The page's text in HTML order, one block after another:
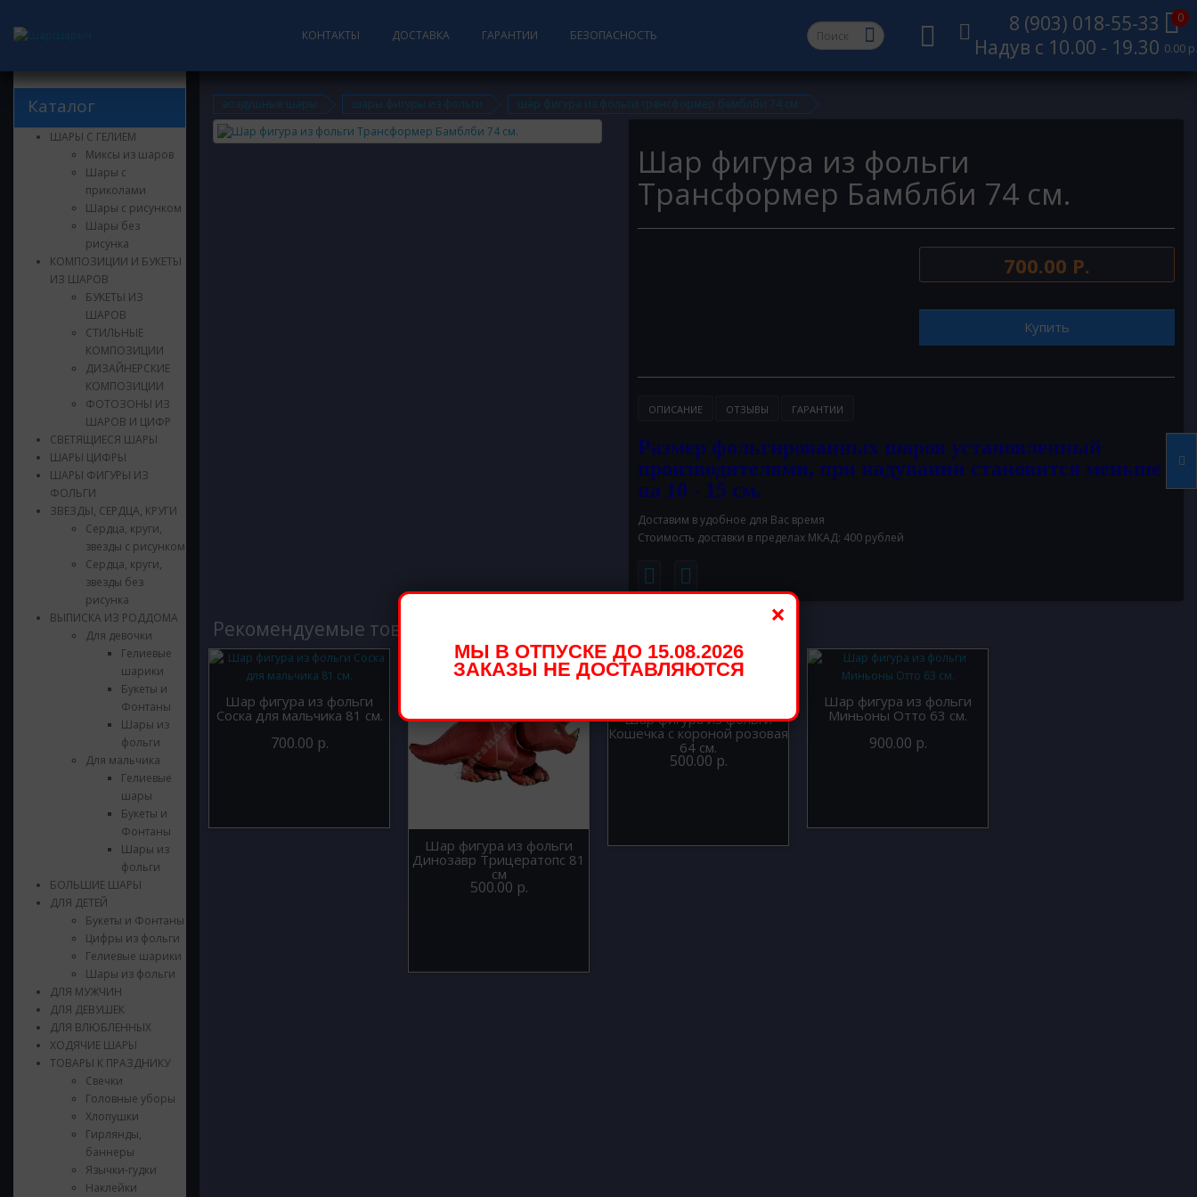
КОНТАКТЫ ДОСТАВКА ГАРАНТИИ БЕЗОПАСНОСТЬ
8 (903) 018-55-33
Надув с 10.00 - 19.30
0
0.00 р.
Каталог
ШАРЫ С ГЕЛИЕМ
Миксы из шаров
Шары с
приколами
Шары с рисунком
Шары без
рисунка
КОМПОЗИЦИИ И БУКЕТЫ
ИЗ ШАРОВ
БУКЕТЫ ИЗ
ШАРОВ
СТИЛЬНЫЕ
КОМПОЗИЦИИ
ДИЗАЙНЕРСКИЕ
КОМПОЗИЦИИ
ФОТОЗОНЫ ИЗ
ШАРОВ И ЦИФР
СВЕТЯЩИЕСЯ ШАРЫ
ШАРЫ ЦИФРЫ
ШАРЫ ФИГУРЫ ИЗ
ФОЛЬГИ
ЗВЕЗДЫ, СЕРДЦА, КРУГИ
Сердца, круги,
звезды с рисунком
Сердца, круги,
звезды без
рисунка
ВЫПИСКА ИЗ РОДДОМА
Для девочки
Гелиевые
шарики
Букеты и
Фонтаны
Шары из
фольги
Для мальчика
Гелиевые
шары
Букеты и
Фонтаны
Шары из
фольги
БОЛЬШИЕ ШАРЫ
ДЛЯ ДЕТЕЙ
Букеты и Фонтаны
Цифры из фольги
Гелиевые шарики
Шары из фольги
ДЛЯ МУЖЧИН
ДЛЯ ДЕВУШЕК
ДЛЯ ВЛЮБЛЕННЫХ
ХОДЯЧИЕ ШАРЫ
ТОВАРЫ К ПРАЗДНИКУ
Свечки
Головные уборы
Хлопушки
Гирлянды,
баннеры
Язычки-гудки
Наклейки
воздушные шары шары фигуры из фольги шар фигура из фольги трансформер бамблби 74 см.
Шар фигура из фольги
Трансформер Бамблби 74 см.
700.00 Р.
Купить
ОПИСАНИЕ ОТЗЫВЫ ГАРАНТИИ
Размер фольгированных шаров установленный
производителями, при надувании становится меньше
на 10 - 15 см.
Доставим в удобное для Вас время
Стоимость доставки в пределах МКАД: 400 рублей
Рекомендуемые товары
Шар фигура из фольги
Соска для мальчика 81 см.
700.00 р.
Шар фигура из фольги
Динозавр Трицератопс 81
см
500.00 р.
Шар фигура из фольги
Кошечка с короной розовая
64 см.
500.00 р.
Шар фигура из фольги
Миньоны Отто 63 см.
900.00 р.
×
МЫ В ОТПУСКЕ ДО 15.08.2026
ЗАКАЗЫ НЕ ДОСТАВЛЯЮТСЯ